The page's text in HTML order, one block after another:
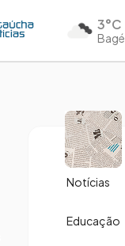
3°C
Bagé
Notícias
Educação